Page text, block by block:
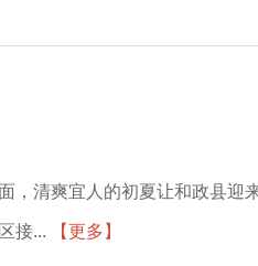
清爽宜人的初夏让和政县迎
接... 【更多】